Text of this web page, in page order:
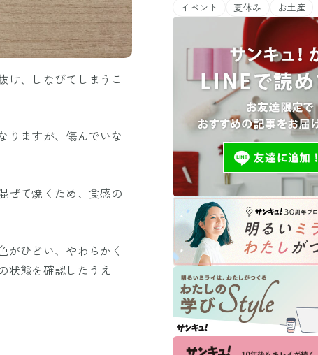
け、しなびてしまうこ
りますが、傷んでいな
ぜて焼くため、食感の
がひどい、やわらかく
状態を確認したうえ
イベント
夏休み お土産